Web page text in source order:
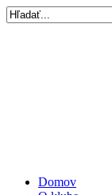
Domov